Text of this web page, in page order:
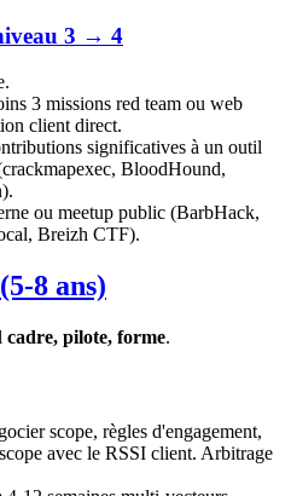
3 → 4
3 missions red team ou web
client direct.
significatives à un outil
BloodHound,
ou meetup public (BarbHack,
Breizh CTF).
8 ans)
cadre, pilote, forme.
scope, règles d'engagement,
avec le RSSI client. Arbitrage